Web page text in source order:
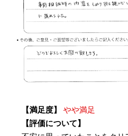
【満足度】
やや満足
【評価について】